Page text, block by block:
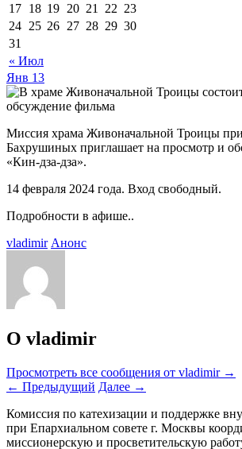
« Июл
17 18 19 20 21 22 23
24 25 26 27 28 29 30
31
Янв 13
Миссия храма Живоначальной Троицы
Бахрушиных приглашает на просмотр и
«Кин-дза-дза».
14 февраля 2024 года. Вход свободный.
Подробности в афише..
vladimir Анонс
О vladimir
Просмотреть все сообщения от vladimir →
← Предыдущий Далее →
Комиссия по катехизации и поддержке
при Епархиальном совете г. Москвы
миссионерскую и просветительскую